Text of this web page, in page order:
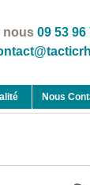
nous 09 53 96
Nous